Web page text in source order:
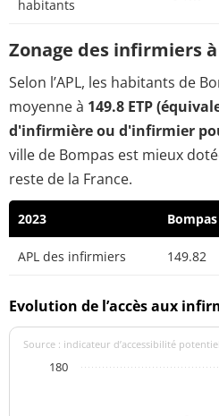
habitants
Zonage des infirmiers
Selon l’APL, les habitants de
moyenne à 149.8 ETP
d'infirmière ou d'infirmier
ville de Bompas est mieux
reste de la France.
2023 Bompas
APL des infirmiers 149.82
Evolution de l’accès aux
Source : indicateur d’accessibilité
180